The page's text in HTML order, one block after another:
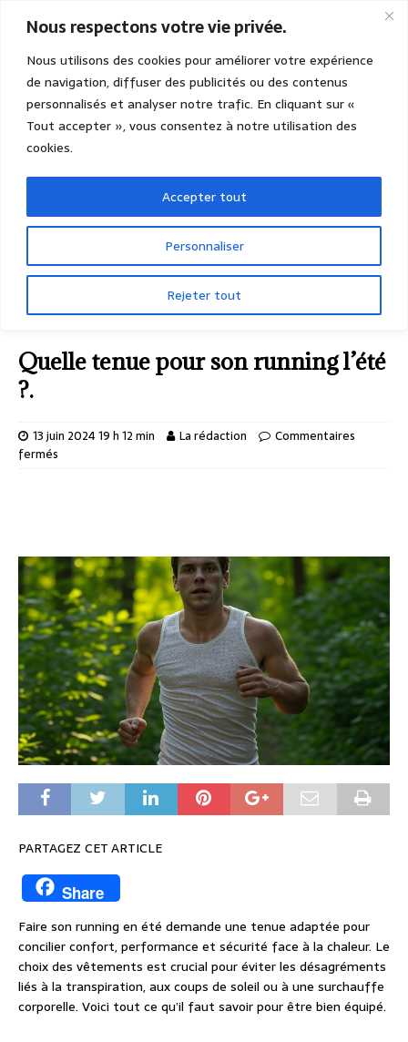
Nous respectons votre vie privée.
Nous utilisons des cookies pour améliorer votre expérience
de navigation, diffuser des publicités ou des contenus
personnalisés et analyser notre trafic. En cliquant sur «
Tout accepter », vous consentez à notre utilisation des
cookies.
Personnaliser
Rejeter tout
Accepter tout
INFOS PRATIQUES
Quelle tenue pour son
running l’été ?.
Quelle tenue pour son running l’été
?.
13 juin 2024 19 h 12 min La rédaction
Commentaires
fermés
PARTAGEZ CET ARTICLE
Share
Faire son running en été demande une tenue adaptée pour
concilier confort, performance et sécurité face à la chaleur. Le
choix des vêtements est crucial pour éviter les désagréments
liés à la transpiration, aux coups de soleil ou à une surchauffe
corporelle. Voici tout ce qu’il faut savoir pour être bien équipé.